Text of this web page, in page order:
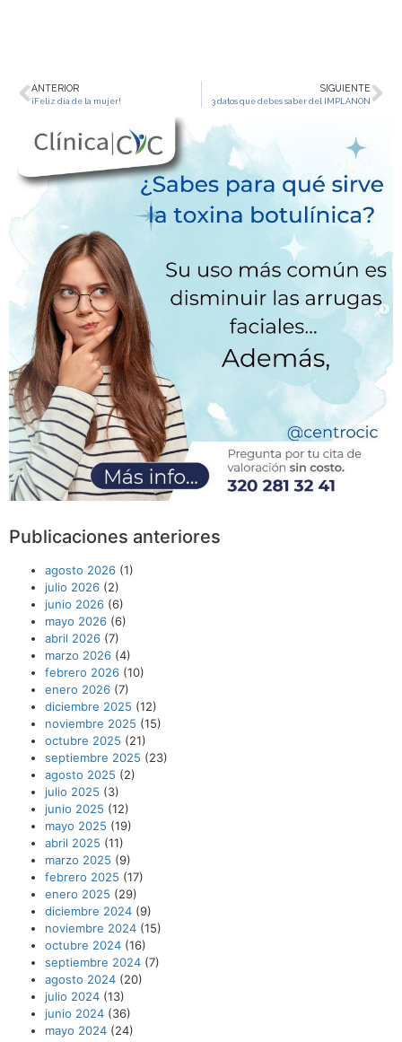
ANTERIOR
¡Feliz día de la mujer!
SIGUIENTE
3 datos que debes saber del IMPLANON
Publicaciones anteriores
agosto 2026 (1)
julio 2026 (2)
junio 2026 (6)
mayo 2026 (6)
abril 2026 (7)
marzo 2026 (4)
febrero 2026 (10)
enero 2026 (7)
diciembre 2025 (12)
noviembre 2025 (15)
octubre 2025 (21)
septiembre 2025 (23)
agosto 2025 (2)
julio 2025 (3)
junio 2025 (12)
mayo 2025 (19)
abril 2025 (11)
marzo 2025 (9)
febrero 2025 (17)
enero 2025 (29)
diciembre 2024 (9)
noviembre 2024 (15)
octubre 2024 (16)
septiembre 2024 (7)
agosto 2024 (20)
julio 2024 (13)
junio 2024 (36)
mayo 2024 (24)